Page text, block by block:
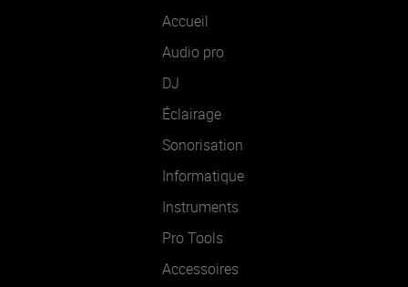
Accueil
Audio pro
DJ
Éclairage
Sonorisation
Informatique
Instruments
Pro Tools
Accessoires